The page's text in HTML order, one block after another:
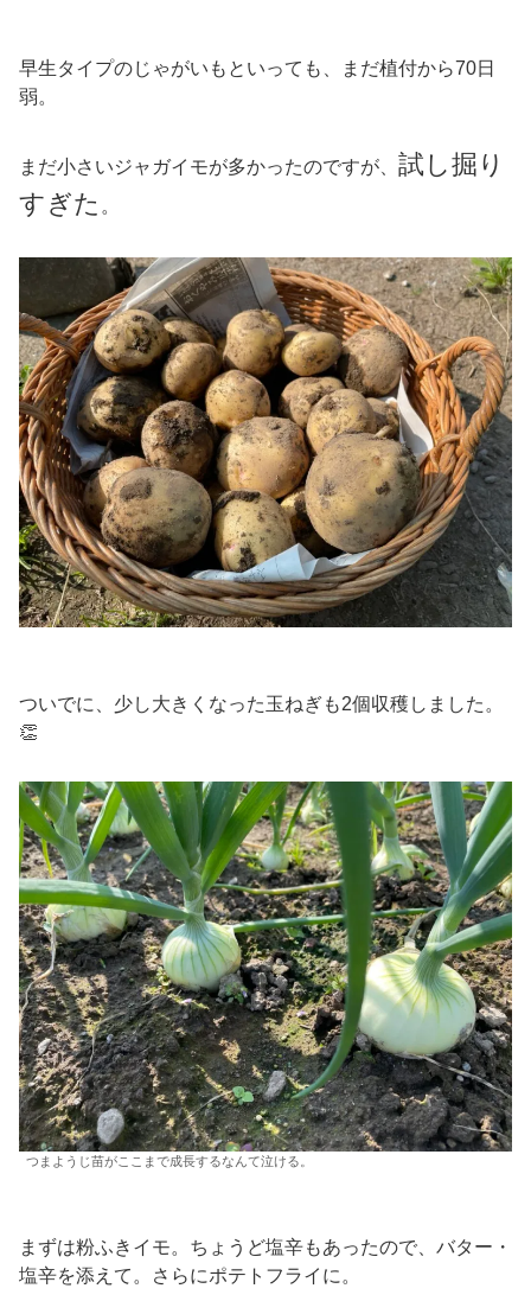
早生タイプのじゃがいもといっても、まだ植付から70日
弱。
まだ小さいジャガイモが多かったのですが、 試し掘り
すぎた 。
ついでに、少し大きくなった玉ねぎも2個収穫しました。
👏
つまようじ苗がここまで成長するなんて泣ける。
まずは粉ふきイモ。ちょうど塩辛もあったので、バター・
塩辛を添えて。さらにポテトフライに。